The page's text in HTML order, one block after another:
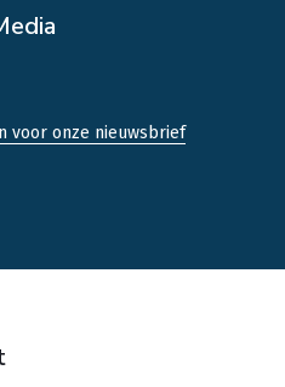
voor onze nieuwsbrief